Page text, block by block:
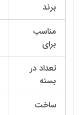
برند
مناسب
برای
تعداد در
بسته
ساخت